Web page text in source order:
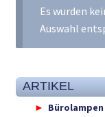
Es wurden
Auswahl
ARTIKEL
Bürolampen